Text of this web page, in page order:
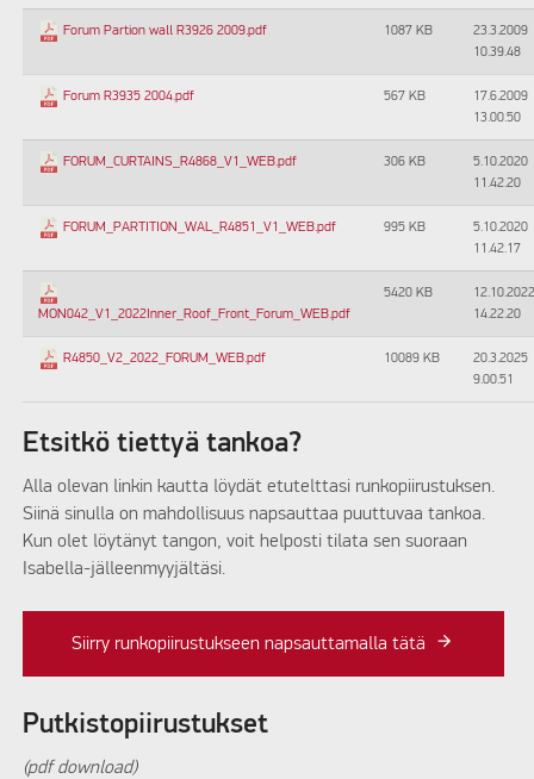
Forum Partion wall R3926 2009.pdf 1087 KB
23.3.2009
10.39.48
Forum R3935 2004.pdf 567 KB
17.6.2009
13.00.50
FORUM_CURTAINS_R4868_V1_WEB.pdf 306 KB
5.10.2020
11.42.20
FORUM_PARTITION_WAL_R4851_V1_WEB.pdf 995 KB
5.10.2020
11.42.17
MON042_V1_2022Inner_Roof_Front_Forum_WEB.pdf
5420 KB
14.22.20
R4850_V2_2022_FORUM_WEB.pdf 10089 KB
20.3.2025
9.00.51
Etsitkö tiettyä tankoa?
Alla olevan linkin kautta löydät etutelttasi runkopiirustuksen.
Siinä sinulla on mahdollisuus napsauttaa puuttuvaa tankoa.
Kun olet löytänyt tangon, voit helposti tilata sen suoraan
Isabella-jälleenmyyjältäsi.
Siirry runkopiirustukseen napsauttamalla tätä
Putkistopiirustukset
(pdf download)